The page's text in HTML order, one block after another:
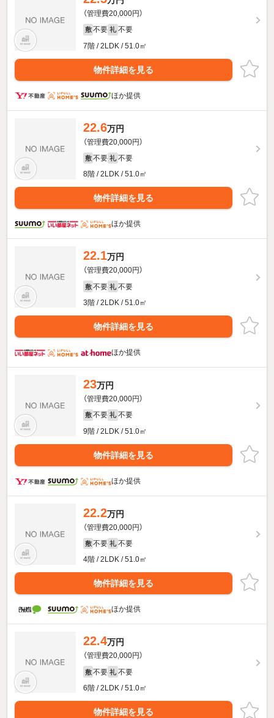
（管理費20,000円）
敷 不要 礼 不要
7階 / 2LDK / 51.0㎡
物件詳細を見る
ほか提供
22.6万円
（管理費20,000円）
敷 不要 礼 不要
8階 / 2LDK / 51.0㎡
物件詳細を見る
ほか提供
22.1万円
（管理費20,000円）
敷 不要 礼 不要
3階 / 2LDK / 51.0㎡
物件詳細を見る
ほか提供
23万円
（管理費20,000円）
敷 不要 礼 不要
9階 / 2LDK / 51.0㎡
物件詳細を見る
ほか提供
22.2万円
（管理費20,000円）
敷 不要 礼 不要
4階 / 2LDK / 51.0㎡
物件詳細を見る
ほか提供
22.4万円
（管理費20,000円）
敷 不要 礼 不要
6階 / 2LDK / 51.0㎡
物件詳細を見る